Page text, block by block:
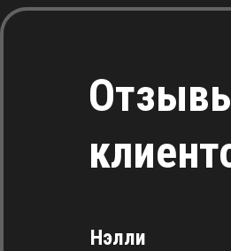
Нэлли